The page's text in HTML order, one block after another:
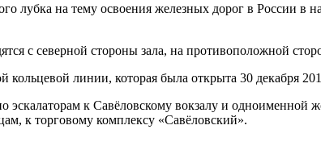
лубка на тему освоения железных дорог в
с северной стороны зала, на противоположной
линии, которая была открыта 30 декабря
эскалаторам к Савёловскому вокзалу и
к торговому комплексу «Савёловский».